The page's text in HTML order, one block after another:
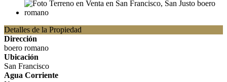
Detalles de la Propiedad
Dirección
boero romano
Ubicación
San Francisco
Agua Corriente